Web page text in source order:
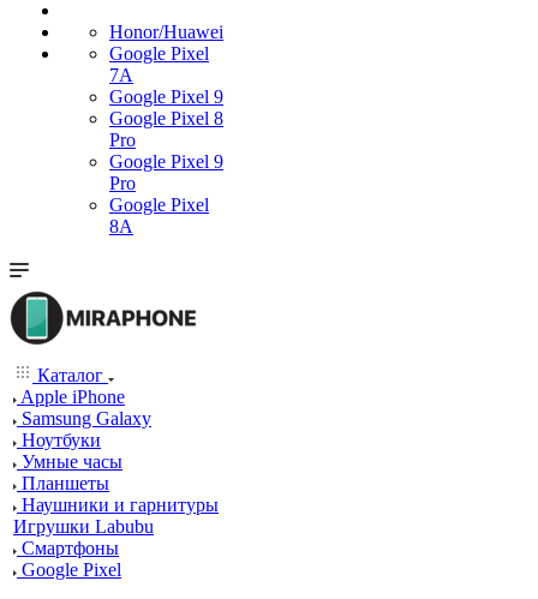
Honor/Huawei
Google Pixel
7А
Google Pixel 9
Google Pixel 8
Pro
Google Pixel 9
Pro
Google Pixel
8A
Каталог
Apple iPhone
Samsung Galaxy
Ноутбуки
Умные часы
Планшеты
Наушники и гарнитуры
Игрушки Labubu
Смартфоны
Google Pixel